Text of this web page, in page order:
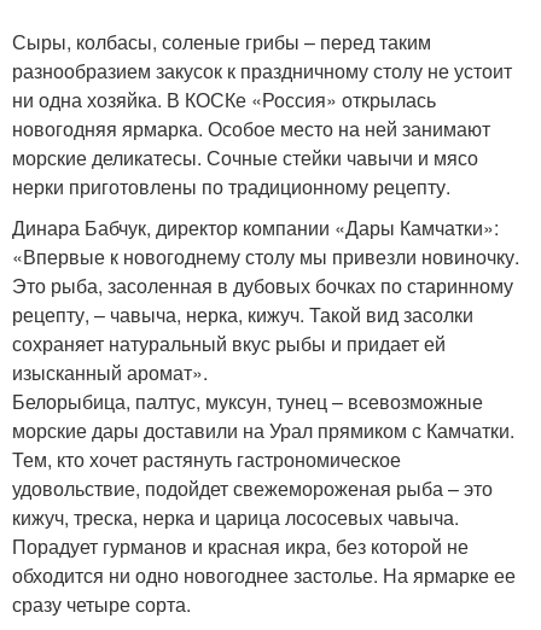
Сыры, колбасы, соленые грибы – перед таким
разнообразием закусок к праздничному столу не устоит
ни одна хозяйка. В КОСКе «Россия» открылась
новогодняя ярмарка. Особое место на ней занимают
морские деликатесы. Сочные стейки чавычи и мясо
нерки приготовлены по традиционному рецепту.
Динара Бабчук, директор компании «Дары Камчатки»:
«Впервые к новогоднему столу мы привезли новиночку.
Это рыба, засоленная в дубовых бочках по старинному
рецепту, – чавыча, нерка, кижуч. Такой вид засолки
сохраняет натуральный вкус рыбы и придает ей
изысканный аромат».
Белорыбица, палтус, муксун, тунец – всевозможные
морские дары доставили на Урал прямиком с Камчатки.
Тем, кто хочет растянуть гастрономическое
удовольствие, подойдет свежемороженая рыба – это
кижуч, треска, нерка и царица лососевых чавыча.
Порадует гурманов и красная икра, без которой не
обходится ни одно новогоднее застолье. На ярмарке ее
сразу четыре сорта.